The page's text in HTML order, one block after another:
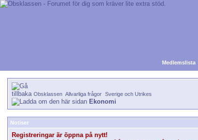
Medlemslista
Obsklassen Allvarliga frågor Sverige och Utrikes
Ekonomi
Notiser
Registreringar är öppna på nytt!